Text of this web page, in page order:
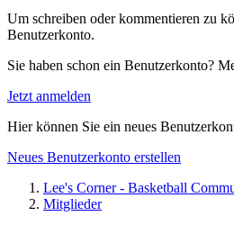
Um schreiben oder kommentieren zu
Benutzerkonto.
Sie haben schon ein Benutzerkonto?
Jetzt anmelden
Hier können Sie ein neues
Neues Benutzerkonto erstellen
Lee's Corner - Basketball
Mitglieder